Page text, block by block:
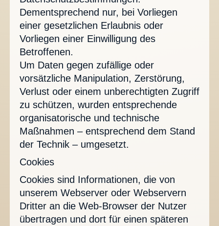
Dementsprechend nur, bei Vorliegen
einer gesetzlichen Erlaubnis oder
Vorliegen einer Einwilligung des
Betroffenen.
Um Daten gegen zufällige oder
vorsätzliche Manipulation, Zerstörung,
Verlust oder einem unberechtigten Zugriff
zu schützen, wurden entsprechende
organisatorische und technische
Maßnahmen – entsprechend dem Stand
der Technik – umgesetzt.
Cookies
Cookies sind Informationen, die von
unserem Webserver oder Webservern
Dritter an die Web-Browser der Nutzer
übertragen und dort für einen späteren